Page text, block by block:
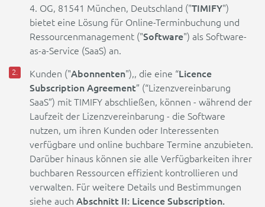
4. OG, 81541 München, Deutschland ("TIMIFY")
bietet eine Lösung für Online-Terminbuchung und
Ressourcenmanagement ("Software") als Software-
as-a-Service (SaaS) an.
Kunden ("Abonnenten"),, die eine “Licence
Subscription Agreement” (“Lizenzvereinbarung
SaaS”) mit TIMIFY abschließen, können - während der
Laufzeit der Lizenzvereinbarung - die Software
nutzen, um ihren Kunden oder Interessenten
verfügbare und online buchbare Termine anzubieten.
Darüber hinaus können sie alle Verfügbarkeiten ihrer
buchbaren Ressourcen effizient kontrollieren und
verwalten. Für weitere Details und Bestimmungen
siehe auch Abschnitt II: Licence Subscription.